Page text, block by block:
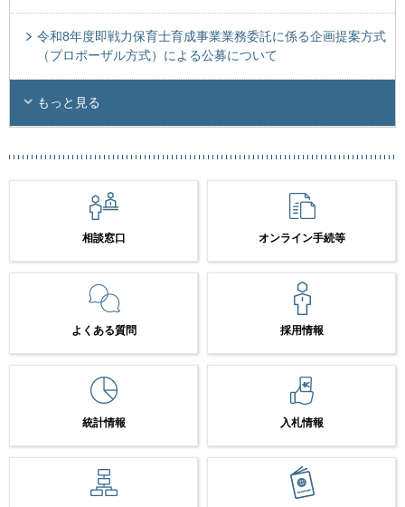
令和8年度即戦力保育士育成事業業務委託に係る企画提案方式
（プロポーザル方式）による公募について
もっと見る
相談窓口 オンライン手続等
よくある質問 採用情報
統計情報 入札情報